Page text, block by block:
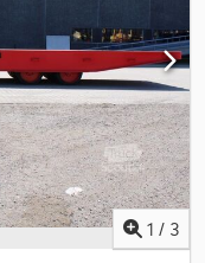
1 / 3